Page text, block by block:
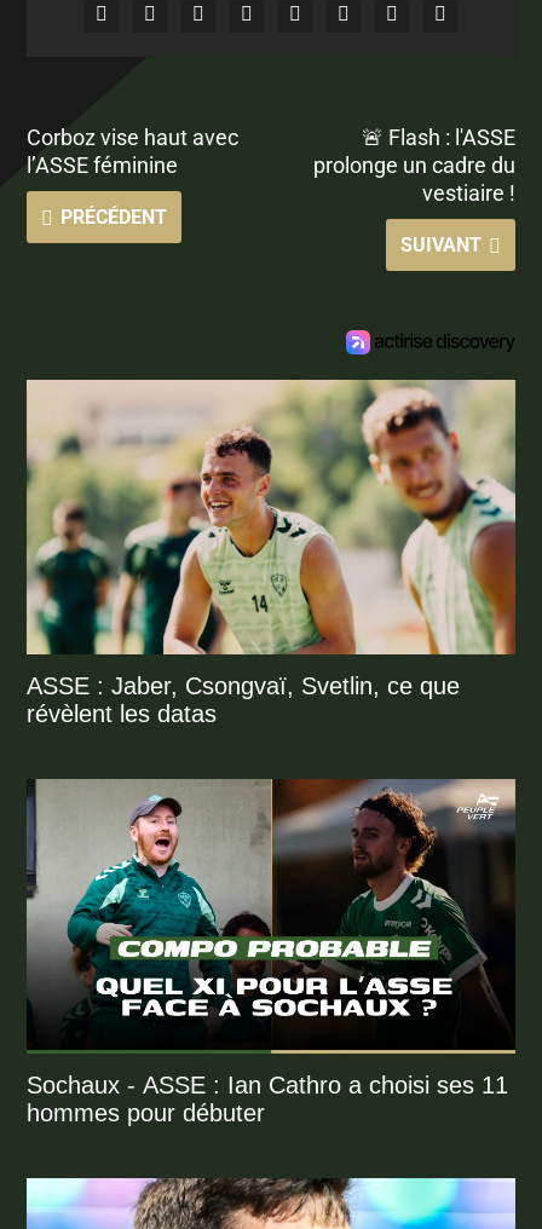
Corboz vise haut avec
l’ASSE féminine
PRÉCÉDENT
🚨 Flash : l'ASSE
prolonge un cadre du
vestiaire !
SUIVANT
ASSE : Jaber, Csongvaï, Svetlin, ce que
révèlent les datas
Sochaux - ASSE : Ian Cathro a choisi ses 11
hommes pour débuter